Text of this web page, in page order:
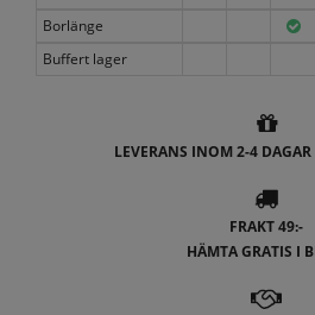
Borlänge
Buffert lager
LEVERANS INOM 2-4
FRAKT 49:-
HÄMTA GRATIS I